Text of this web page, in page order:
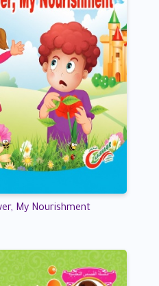
My Nourishment